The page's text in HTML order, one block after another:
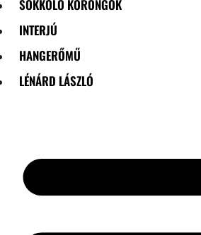
SOKKOLÓ KORONGOK
INTERJÚ
HANGERŐMŰ
LÉNÁRD LÁSZLÓ